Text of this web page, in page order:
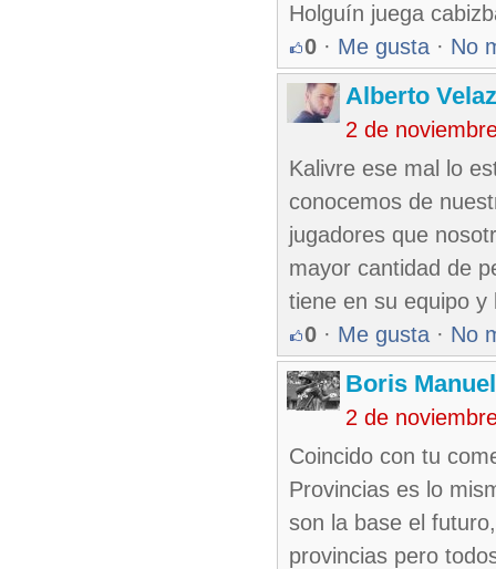
Holguín juega
0 · Me gusta · No
Alberto
2 de
Kalivre ese mal lo
conocemos de
jugadores que
mayor cantidad de
tiene en su equipo
0 · Me gusta · No
Boris
2 de
Coincido con tu
Provincias es lo
son la base el
provincias pero